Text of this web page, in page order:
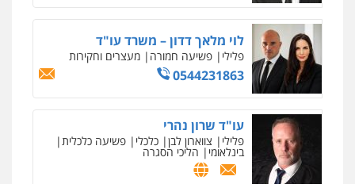
לוי מלאך דדון – משרד עו"ד
פלילי פשיעה חמורה מעצרים וחקירות
0544231863
עו"ד שרון נהרי
פלילי צווארון לבן כלכלי פשיעה כלכלית
בינלאומי הליכי הסגרה
אחסון אתרים
מהירות הגנה גיבוי תמיכה שירותים
מקצועיים לעורכי דין
מרכז התחלה חדשה
אסירים עבירות מין
לעורכי דין
0544500346